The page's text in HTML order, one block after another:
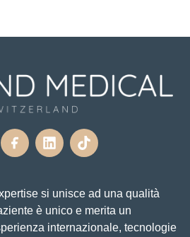
si unisce ad una qualità
è unico e merita un
internazionale, tecnologie